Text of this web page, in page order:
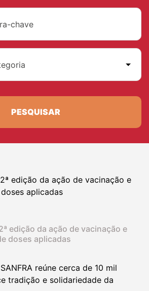
PESQUISAR
edição da ação de vacinação e
doses aplicadas